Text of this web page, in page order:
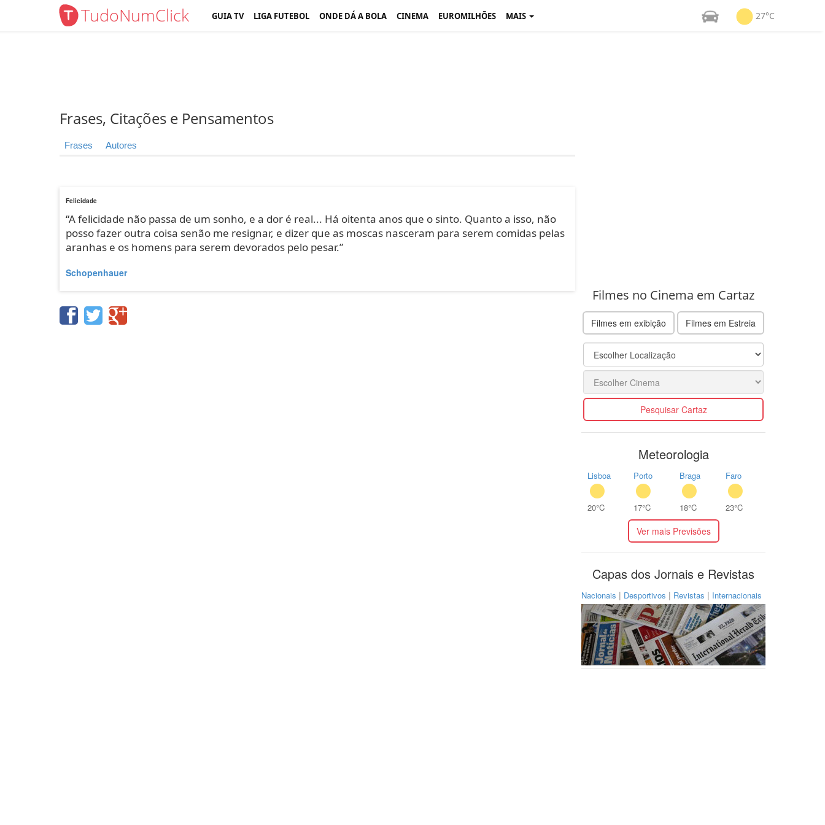
TudoNumClick GUIA TV LIGA FUTEBOL ONDE DÁ A BOLA CINEMA EUROMILHÕES MAIS 27°C
Frases, Citações e Pensamentos
Frases Autores
Felicidade
“A felicidade não passa de um sonho, e a dor é real... Há oitenta anos que o sinto. Quanto a isso, não
posso fazer outra coisa senão me resignar, e dizer que as moscas nasceram para serem comidas pelas
aranhas e os homens para serem devorados pelo pesar.”
Schopenhauer
Filmes no Cinema em Cartaz
Filmes em exibição Filmes em Estreia
Pesquisar Cartaz
Meteorologia
Lisboa
20°C
Porto
17°C
Braga
18°C
Faro
23°C
Ver mais Previsões
Capas dos Jornais e Revistas
Nacionais | Desportivos | Revistas | Internacionais